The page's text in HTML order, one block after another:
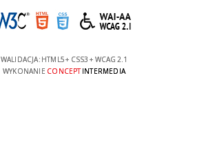
WALIDACJA: HTML5+ CSS3 + WCAG 2.1
WYKONANIE CONCEPTINTERMEDIA